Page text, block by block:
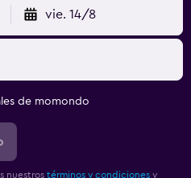
vie. 14/8
de momondo
nuestros términos y condiciones y